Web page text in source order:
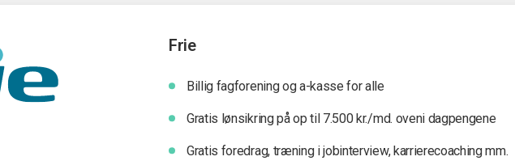
Frie
Billig fagforening og a-kasse for alle
Gratis lønsikring på op til 7.500 kr./md. oveni dagpengene
Gratis foredrag, træning i jobinterview, karrierecoaching mm.